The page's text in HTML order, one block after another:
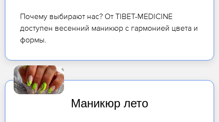
Почему выбирают нас? От TIBET-MEDICINE
доступен весенний маникюр с гармонией цвета и
формы.
Маникюр лето